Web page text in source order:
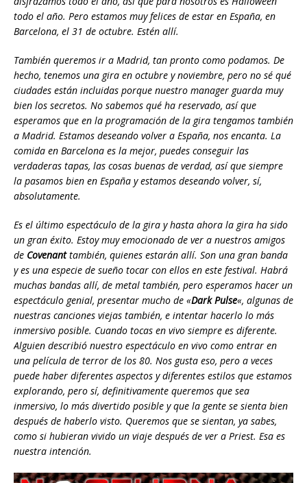
todo el año. Pero estamos muy felices de estar en España, en
Barcelona, el 31 de octubre. Estén allí.
También queremos ir a Madrid, tan pronto como podamos. De
hecho, tenemos una gira en octubre y noviembre, pero no sé qué
ciudades están incluidas porque nuestro manager guarda muy
bien los secretos. No sabemos qué ha reservado, así que
esperamos que en la programación de la gira tengamos también
a Madrid. Estamos deseando volver a España, nos encanta. La
comida en Barcelona es la mejor, puedes conseguir las
verdaderas tapas, las cosas buenas de verdad, así que siempre
la pasamos bien en España y estamos deseando volver, sí,
absolutamente.
Es el último espectáculo de la gira y hasta ahora la gira ha sido
un gran éxito. Estoy muy emocionado de ver a nuestros amigos
de Covenanttambién, quienes estarán allí. Son una gran banda
y es una especie de sueño tocar con ellos en este festival. Habrá
muchas bandas allí, de metal también, pero esperamos hacer un
espectáculo genial, presentar mucho de «Dark Pulse«, algunas de
nuestras canciones viejas también, e intentar hacerlo lo más
inmersivo posible. Cuando tocas en vivo siempre es diferente.
Alguien describió nuestro espectáculo en vivo como entrar en
una película de terror de los 80. Nos gusta eso, pero a veces
puede haber diferentes aspectos y diferentes estilos que estamos
explorando, pero sí, definitivamente queremos que sea
inmersivo, lo más divertido posible y que la gente se sienta bien
después de haberlo visto. Queremos que se sientan, ya sabes,
como si hubieran vivido un viaje después de ver a Priest. Esa es
nuestra intención.